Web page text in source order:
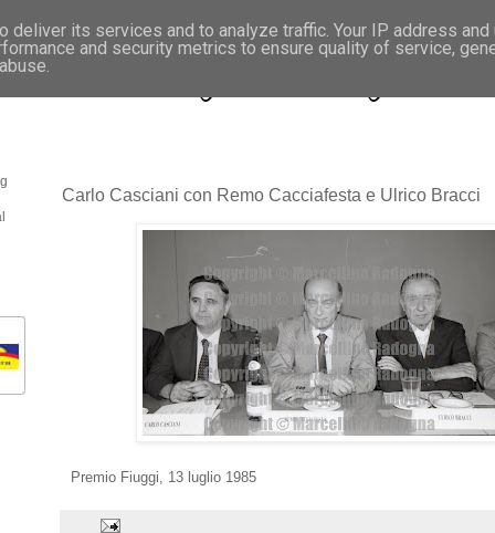
Fotonotizie per la stampa
Carlo Casciani con Remo Cacciafesta e Ulrico Bracci
Premio Fiuggi, 13 luglio 1985
its services and to analyze traffic. Your IP address and
and security metrics to ensure quality of service,